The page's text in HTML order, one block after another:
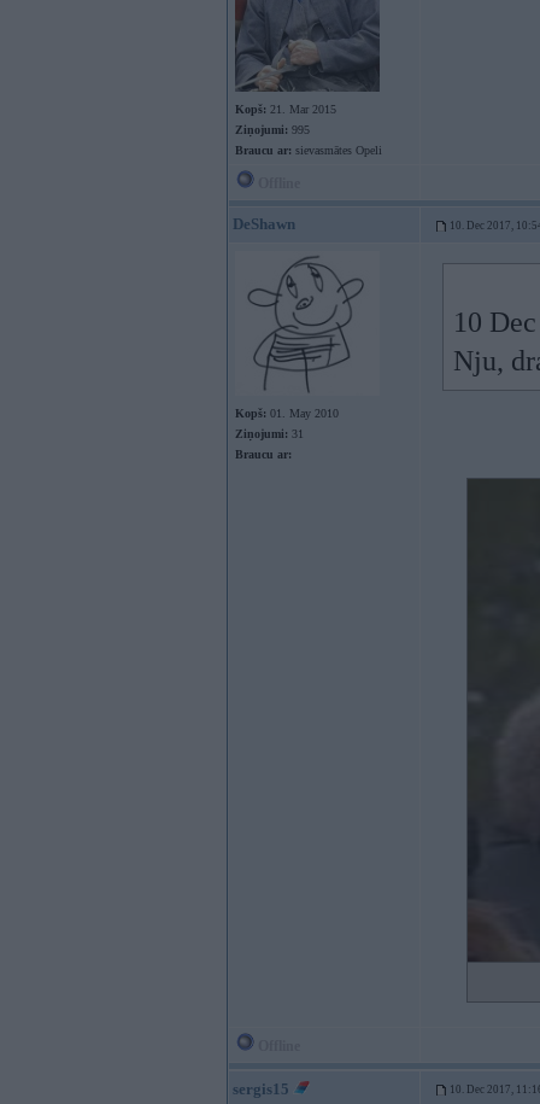
Kopš: 21. Mar 2015
Ziņojumi: 995
Braucu ar: sievasmātes Opeli
DeShawn 10. Dec 2017,
Kopš: 01. May 2010
Ziņojumi: 31
Braucu ar:
10
Nju,
sergis15 10. Dec 2017,